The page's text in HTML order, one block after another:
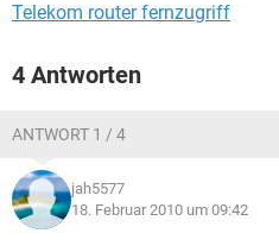
Telekom router fernzugriff
4 Antworten
ANTWORT 1 / 4
jah5577
18. Februar 2010 um 09:42